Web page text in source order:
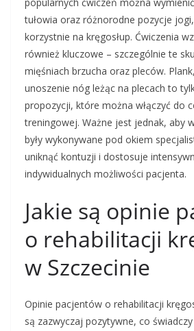
tułowia oraz różnorodne pozycje
korzystnie na kręgosłup. Ćwiczenia
również kluczowe – szczególnie te
mięśniach brzucha oraz pleców.
unoszenie nóg leżąc na plecach to
propozycji, które można włączyć do
treningowej. Ważne jest jednak, aby
były wykonywane pod okiem
uniknąć kontuzji i dostosuje
indywidualnych możliwości pacjenta.
Jakie są opinie
o rehabilitacji
w Szczecinie
Opinie pacjentów o rehabilitacji
są zazwyczaj pozytywne, co